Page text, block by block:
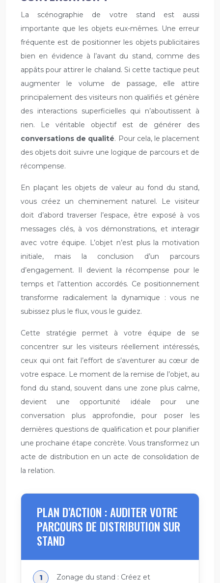
La scénographie de votre stand est aussi
importante que les objets eux-mêmes. Une erreur
fréquente est de positionner les objets publicitaires
bien en évidence à l’avant du stand, comme des
appâts pour attirer le chaland. Si cette tactique peut
augmenter le volume de passage, elle attire
principalement des visiteurs non qualifiés et génère
des interactions superficielles qui n’aboutissent à
rien. Le véritable objectif est de générer des
conversations de qualité. Pour cela, le placement
des objets doit suivre une logique de parcours et de
récompense.
En plaçant les objets de valeur au fond du stand,
vous créez un cheminement naturel. Le visiteur
doit d’abord traverser l’espace, être exposé à vos
messages clés, à vos démonstrations, et interagir
avec votre équipe. L’objet n’est plus la motivation
initiale, mais la conclusion d’un parcours
d’engagement. Il devient la récompense pour le
temps et l’attention accordés. Ce positionnement
transforme radicalement la dynamique : vous ne
subissez plus le flux, vous le guidez.
Cette stratégie permet à votre équipe de se
concentrer sur les visiteurs réellement intéressés,
ceux qui ont fait l’effort de s’aventurer au cœur de
votre espace. Le moment de la remise de l’objet, au
fond du stand, souvent dans une zone plus calme,
devient une opportunité idéale pour une
conversation plus approfondie, pour poser les
dernières questions de qualification et pour planifier
une prochaine étape concrète. Vous transformez un
acte de distribution en un acte de consolidation de
la relation.
PLAN D’ACTION : AUDITER VOTRE
PARCOURS DE DISTRIBUTION SUR
STAND
Zonage du stand : Créez et